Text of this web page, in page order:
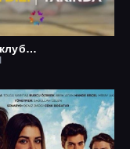
Запах клубники